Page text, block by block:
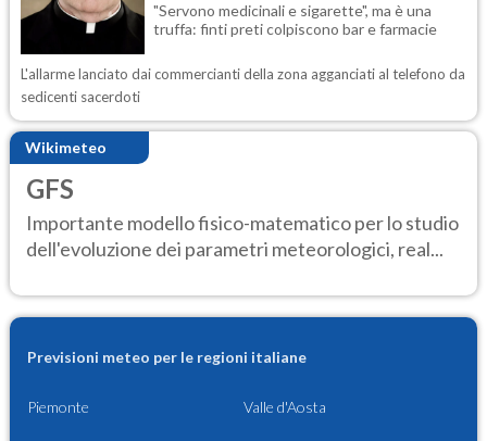
"Servono medicinali e sigarette", ma è una
truffa: finti preti colpiscono bar e farmacie
L'allarme lanciato dai commercianti della zona agganciati al telefono da
sedicenti sacerdoti
Wikimeteo
GFS
Importante modello fisico-matematico per lo studio
dell'evoluzione dei parametri meteorologici, real...
Previsioni meteo per le regioni italiane
Piemonte Valle d'Aosta